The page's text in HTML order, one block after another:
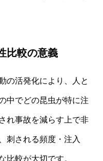
比較の意義
の活発化により、人と
中でどの昆虫が特に注
れ事故を減らす上で非
刺される頻度・注入
比較が大切です。